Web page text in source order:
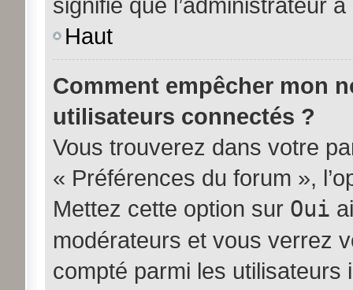
Haut
Comment empêcher mon
utilisateurs connectés ?
Vous trouverez dans votre
« Préférences du forum »,
Mettez cette option sur Oui
modérateurs et vous verrez
compté parmi les utilisateurs